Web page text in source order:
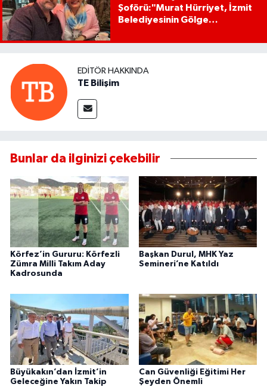
Şoförü:"Murat Hürriyet, İzmit
Belediyesinin Gölge
EDITÖR HAKKINDA
TE Bilişim
Bunlar da ilginizi çekebilir
Körfez’in Gururu: Körfezli
Zümra Milli Takım Aday
Kadrosunda
Başkan Durul, MHK Yaz
Semineri’ne Katıldı
Büyükakın’dan İzmit’in
Geleceğine Yakın Takip
Can Güvenliği Eğitimi Her
Şeyden Önemli